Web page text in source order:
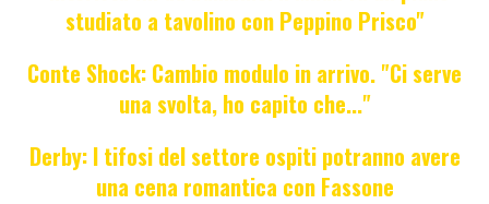
studiato a tavolino con Peppino Prisco"
Conte Shock: Cambio modulo in arrivo. "Ci serve
una svolta, ho capito che..."
Derby: I tifosi del settore ospiti potranno avere
una cena romantica con Fassone